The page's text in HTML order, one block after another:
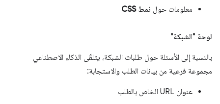
معلومات حول نمط CSS
لوحة "الشبكة"
بالنسبة إلى الأسئلة حول طلبات الشبكة، يتلقّى الذكاء الاصطناعي
مجموعة فرعية من بيانات الطلب والاستجابة:
عنوان URL الخاص بالطلب